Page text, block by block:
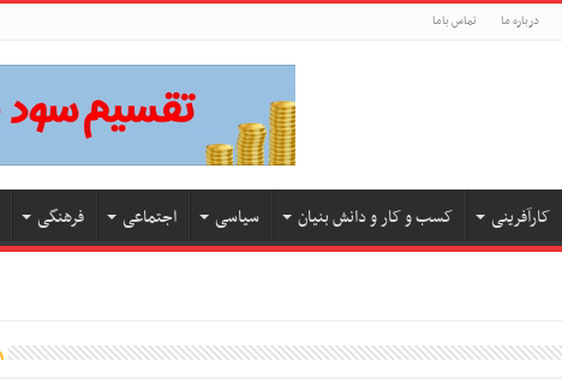
درباره ما تماس باما
کارآفرینی کسب و کار و دانش بنیان سیاسی اجتماعی فرهنگی